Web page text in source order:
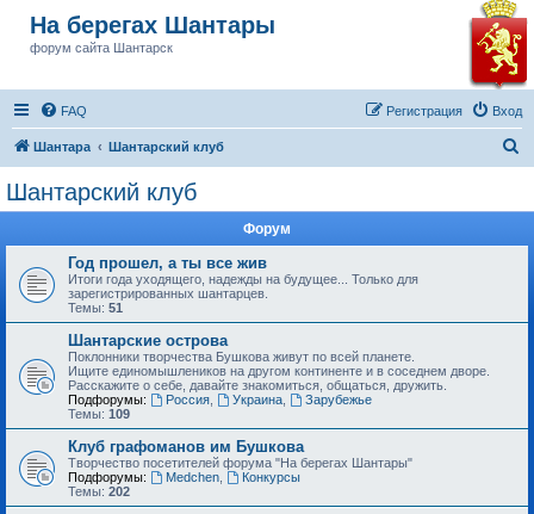
На берегах Шантары
форум сайта Шантарск
FAQ Вход
Регистрация
Шантара Шантарский клуб
Шантарский клуб
Форум
Год прошел, а ты все жив
Итоги года уходящего, надежды на будущее... Только для
зарегистрированных шантарцев.
Темы: 51
Шантарские острова
Поклонники творчества Бушкова живут по всей планете.
Ищите единомышлеников на другом континенте и в соседнем дворе.
Расскажите о себе, давайте знакомиться, общаться, дружить.
Подфорумы:
Россия, Украина,
Зарубежье
Темы: 109
Клуб графоманов им Бушкова
Творчество посетителей форума "На берегах Шантары"
Подфорумы:
Medchen,
Конкурсы
Темы: 202